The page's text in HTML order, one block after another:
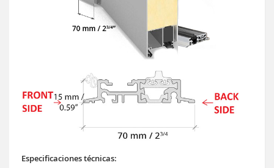
Especificaciones técnicas: